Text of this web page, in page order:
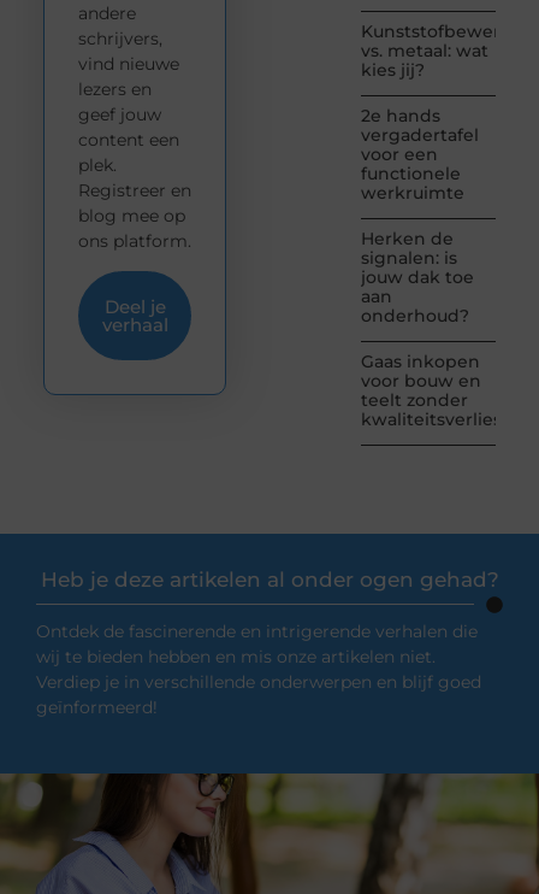
vs. metaal: wat
kies jij?
2e hands
vergadertafel
voor een
functionele
werkruimte
Herken de
signalen: is
jouw dak toe
aan
onderhoud?
Gaas inkopen
voor bouw en
teelt zonder
kwaliteitsverlies
andere
schrijvers,
vind nieuwe
lezers en
geef jouw
content een
plek.
Registreer en
blog mee op
ons platform.
Deel je
verhaal
Heb je deze artikelen al onder ogen gehad?
Ontdek de fascinerende en intrigerende verhalen die
wij te bieden hebben en mis onze artikelen niet.
Verdiep je in verschillende onderwerpen en blijf goed
geïnformeerd!